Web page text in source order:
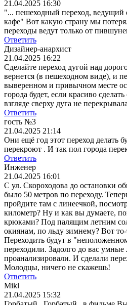
21.04.2025 16:30
"... пешеходный переход, ведущий
кафе" Вот какую страну мы
переходы ведут только от
Ответить
Дизайнер-анархист
21.04.2025 16:22
Сделайте переход дугой над
вернется (в пешеходном виде), и
выверенном и привычном месте
города будет, если красиво
взгляде сверху дуга не
Ответить
гость №3
21.04.2025 21:14
Они ещё год этот переход делать
перекроют . И так пол города
Ответить
Инженер
21.04.2025 16:01
С ул. Скороходова до остановки
было 50 метров по переходу.
пройдите там с линеечкой,
километр? Ну и как вы думаете,
крюками? Под палящим летним
окиянам, по льду зимнему? Вот
Переходить будут в
переходили. Задолго до вас
проанализировали. И сделали
Молодцы, ничего не скажешь!
Ответить
Mikl
21.04.2025 15:32